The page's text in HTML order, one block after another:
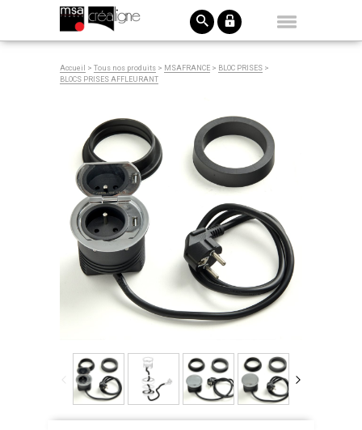
Accueil > Tous nos produits > MSAFRANCE > BLOC PRISES >
BLOCS PRISES AFFLEURANT